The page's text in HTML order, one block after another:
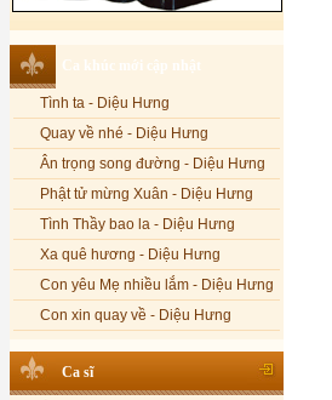
Ca khúc mới cập nhật
Tình ta - Diệu Hưng
Quay về nhé - Diệu Hưng
Ân trọng song đường - Diệu Hưng
Phật tử mừng Xuân - Diệu Hưng
Tình Thầy bao la - Diệu Hưng
Xa quê hương - Diệu Hưng
Con yêu Mẹ nhiều lắm - Diệu Hưng
Con xin quay về - Diệu Hưng
Nếu xa Phật - Diệu Hưng
Ca sĩ